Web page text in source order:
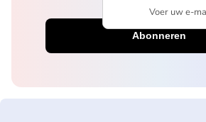
Voer uw e-mailadres in